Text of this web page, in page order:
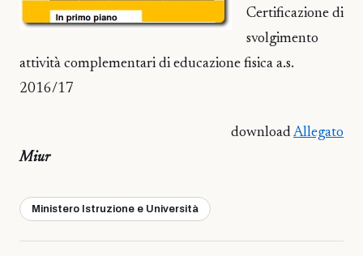
Certificazione di
svolgimento
attività complementari di educazione fisica a.s.
2016/17
download Allegato
Miur
Ministero Istruzione e Università